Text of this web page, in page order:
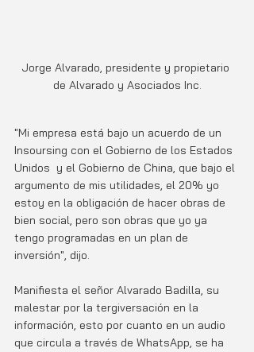
Jorge Alvarado, presidente y propietario
de Alvarado y Asociados Inc.
"Mi empresa está bajo un acuerdo de un
Insoursing con el Gobierno de los Estados
Unidos  y el Gobierno de China, que bajo el
argumento de mis utilidades, el 20% yo
estoy en la obligación de hacer obras de
bien social, pero son obras que yo ya
tengo programadas en un plan de
inversión", dijo.
Manifiesta el señor Alvarado Badilla, su
malestar por la tergiversación en la
información, esto por cuanto en un audio
que circula a través de WhatsApp, se ha